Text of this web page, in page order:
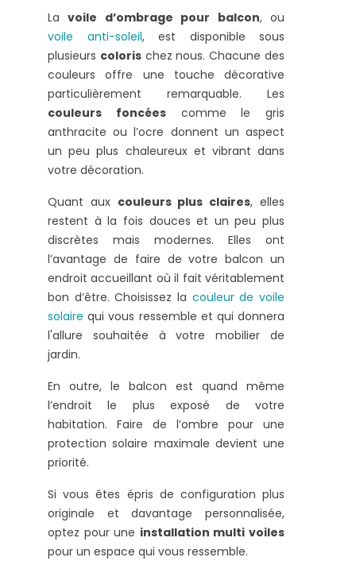
Lavoile d’ombrage pour balcon, ou
voile anti-soleil, est disponible sous
plusieurs colorischez nous. Chacune des
couleurs offre une touche décorative
particulièrement remarquable. Les
couleurs foncéescomme le gris
anthracite ou l’ocre donnent un aspect
un peu plus chaleureux et vibrant dans
votre décoration.
Quant aux couleurs plus claires, elles
restent à la fois douces et un peu plus
discrètes mais modernes. Elles ont
l’avantage de faire de votre balcon un
endroit accueillant où il fait véritablement
bon d’être. Choisissez la couleur de voile
solaire qui vous ressemble et qui donnera
l'allure souhaitée à votre mobilier de
jardin.
En outre, le balcon est quand même
l’endroit le plus exposé de votre
habitation. Faire de l’ombre pour une
protection solaire maximale devient une
priorité.
Si vous êtes épris de configuration plus
originale et davantage personnalisée,
optez pour une installation multi voiles
pour un espace qui vous ressemble.